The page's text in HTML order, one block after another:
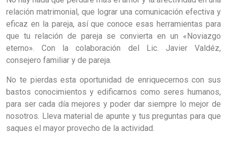
relación matrimonial, que lograr una comunicación efectiva y
eficaz en la pareja, así que conoce esas herramientas para
que tu relación de pareja se convierta en un «Noviazgo
eterno». Con la colaboración del Lic. Javier Valdéz,
consejero familiar y de pareja.
No te pierdas esta oportunidad de enriquecernos con sus
bastos conocimientos y edificarnos como seres humanos,
para ser cada día mejores y poder dar siempre lo mejor de
nosotros. Lleva material de apunte y tus preguntas para que
saques el mayor provecho de la actividad.